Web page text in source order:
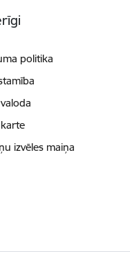
politika
izvēles maiņa